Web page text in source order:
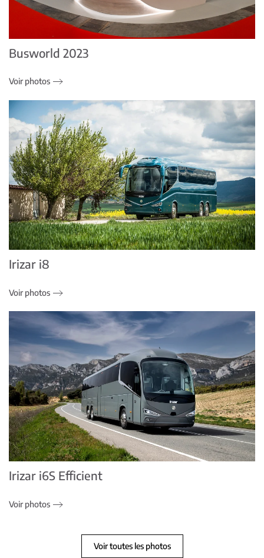
Busworld 2023
Voir photos
Irizar i8
Voir photos
Irizar i6S Efficient
Voir photos
Voir toutes les photos